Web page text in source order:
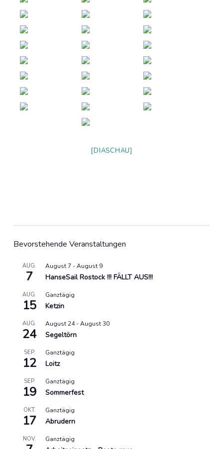
[DIASCHAU]
Bevorstehende Veranstaltungen
AUG.
7
August 7 -August 9
HanseSail Rostock !!! FÄLLT AUS!!!
AUG.
15
Ganztägig
Ketzin
AUG.
24
August 24-August 30
Segeltörn
SEP.
12
Ganztägig
Loitz
SEP.
19
Ganztägig
Sommerfest
OKT.
17
Ganztägig
Abrudern
NOV. Ganztägig